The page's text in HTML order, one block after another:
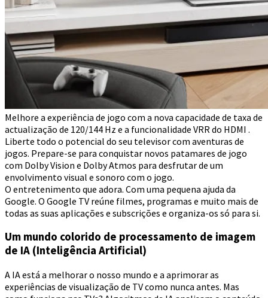
Melhore a experiência de jogo com a nova capacidade de taxa de
actualização de 120/144 Hz e a funcionalidade VRR do HDMI .
Liberte todo o potencial do seu televisor com aventuras de
jogos. Prepare-se para conquistar novos patamares de jogo
com Dolby Vision e Dolby Atmos para desfrutar de um
envolvimento visual e sonoro com o jogo.
O entretenimento que adora. Com uma pequena ajuda da
Google. O Google TV reúne filmes, programas e muito mais de
todas as suas aplicações e subscrições e organiza-os só para si.
Um mundo colorido de processamento de imagem
de IA (Inteligência Artificial)
A IA está a melhorar o nosso mundo e a aprimorar as
experiências de visualização de TV como nunca antes. Mas